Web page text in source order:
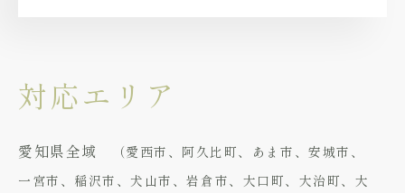
対応エリア
愛知県全域
（愛西市、阿久比町、あま市、安城市、
一宮市、稲沢市、犬山市、岩倉市、大口町、大治町、大